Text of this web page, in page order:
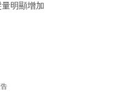
明顯增加